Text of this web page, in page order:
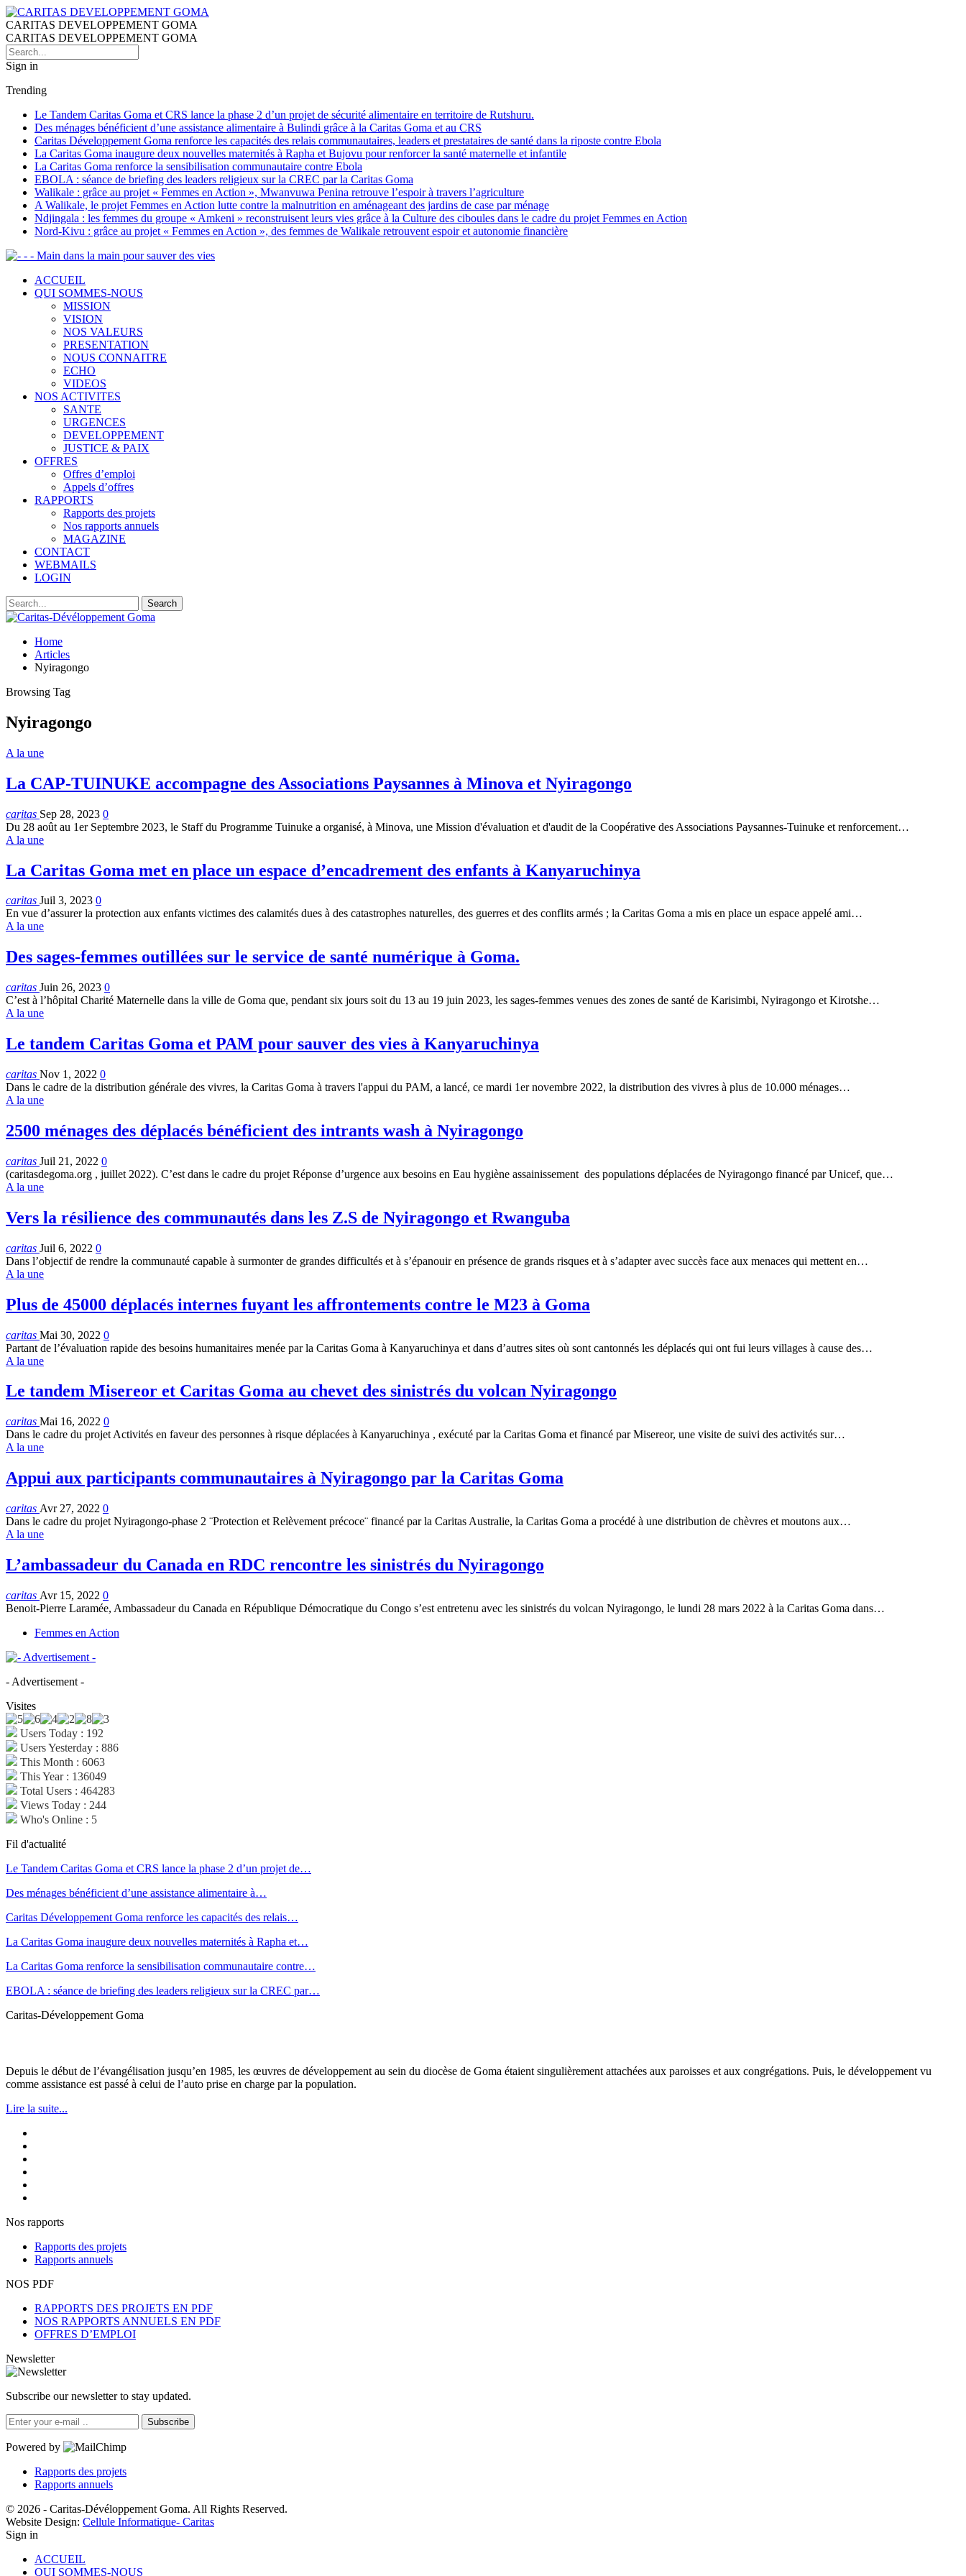
CARITAS DEVELOPPEMENT GOMA
CARITAS DEVELOPPEMENT GOMA
Sign in
Trending
Le Tandem Caritas Goma et CRS lance la phase 2 d’un projet de sécurité alimentaire en territoire de Rutshuru.
Des ménages bénéficient d’une assistance alimentaire à Bulindi grâce à la Caritas Goma et au CRS
Caritas Développement Goma renforce les capacités des relais communautaires, leaders et prestataires de santé dans la riposte contre Ebola
La Caritas Goma inaugure deux nouvelles maternités à Rapha et Bujovu pour renforcer la santé maternelle et infantile
La Caritas Goma renforce la sensibilisation communautaire contre Ebola
EBOLA : séance de briefing des leaders religieux sur la CREC par la Caritas Goma
Walikale : grâce au projet « Femmes en Action », Mwanvuwa Penina retrouve l’espoir à travers l’agriculture
A Walikale, le projet Femmes en Action lutte contre la malnutrition en aménageant des jardins de case par ménage
Ndjingala : les femmes du groupe « Amkeni » reconstruisent leurs vies grâce à la Culture des ciboules dans le cadre du projet Femmes en Action
Nord-Kivu : grâce au projet « Femmes en Action », des femmes de Walikale retrouvent espoir et autonomie financière
- - Main dans la main pour sauver des vies
ACCUEIL
QUI SOMMES-NOUS
MISSION
VISION
NOS VALEURS
PRESENTATION
NOUS CONNAITRE
ECHO
VIDEOS
NOS ACTIVITES
SANTE
URGENCES
DEVELOPPEMENT
JUSTICE & PAIX
OFFRES
Offres d’emploi
Appels d’offres
RAPPORTS
Rapports des projets
Nos rapports annuels
MAGAZINE
CONTACT
WEBMAILS
LOGIN
Home
Articles
Nyiragongo
Browsing Tag
Nyiragongo
A la une
La CAP-TUINUKE accompagne des Associations Paysannes à Minova et Nyiragongo
caritas Sep 28, 2023 0
Du 28 août au 1er Septembre 2023, le Staff du Programme Tuinuke a organisé, à Minova, une Mission d'évaluation et d'audit de la Coopérative des Associations Paysannes-Tuinuke et renforcement…
A la une
La Caritas Goma met en place un espace d’encadrement des enfants à Kanyaruchinya
caritas Juil 3, 2023 0
En vue d’assurer la protection aux enfants victimes des calamités dues à des catastrophes naturelles, des guerres et des conflits armés ; la Caritas Goma a mis en place un espace appelé ami…
A la une
Des sages-femmes outillées sur le service de santé numérique à Goma.
caritas Juin 26, 2023 0
C’est à l’hôpital Charité Maternelle dans la ville de Goma que, pendant six jours soit du 13 au 19 juin 2023, les sages-femmes venues des zones de santé de Karisimbi, Nyiragongo et Kirotshe…
A la une
Le tandem Caritas Goma et PAM pour sauver des vies à Kanyaruchinya
caritas Nov 1, 2022 0
Dans le cadre de la distribution générale des vivres, la Caritas Goma à travers l'appui du PAM, a lancé, ce mardi 1er novembre 2022, la distribution des vivres à plus de 10.000 ménages…
A la une
2500 ménages des déplacés bénéficient des intrants wash à Nyiragongo
caritas Juil 21, 2022 0
(caritasdegoma.org , juillet 2022). C’est dans le cadre du projet Réponse d’urgence aux besoins en Eau hygiène assainissement des populations déplacées de Nyiragongo financé par Unicef, que…
A la une
Vers la résilience des communautés dans les Z.S de Nyiragongo et Rwanguba
caritas Juil 6, 2022 0
Dans l’objectif de rendre la communauté capable à surmonter de grandes difficultés et à s’épanouir en présence de grands risques et à s’adapter avec succès face aux menaces qui mettent en…
A la une
Plus de 45000 déplacés internes fuyant les affrontements contre le M23 à Goma
caritas Mai 30, 2022 0
Partant de l’évaluation rapide des besoins humanitaires menée par la Caritas Goma à Kanyaruchinya et dans d’autres sites où sont cantonnés les déplacés qui ont fui leurs villages à cause des…
A la une
Le tandem Misereor et Caritas Goma au chevet des sinistrés du volcan Nyiragongo
caritas Mai 16, 2022 0
Dans le cadre du projet Activités en faveur des personnes à risque déplacées à Kanyaruchinya , exécuté par la Caritas Goma et financé par Misereor, une visite de suivi des activités sur…
A la une
Appui aux participants communautaires à Nyiragongo par la Caritas Goma
caritas Avr 27, 2022 0
Dans le cadre du projet Nyiragongo-phase 2 ¨Protection et Relèvement précoce¨ financé par la Caritas Australie, la Caritas Goma a procédé à une distribution de chèvres et moutons aux…
A la une
L’ambassadeur du Canada en RDC rencontre les sinistrés du Nyiragongo
caritas Avr 15, 2022 0
Benoit-Pierre Laramée, Ambassadeur du Canada en République Démocratique du Congo s’est entretenu avec les sinistrés du volcan Nyiragongo, le lundi 28 mars 2022 à la Caritas Goma dans…
Femmes en Action
- Advertisement -
Visites
Users Today : 192
Users Yesterday : 886
This Month : 6063
This Year : 136049
Total Users : 464283
Views Today : 244
Who's Online : 5
Fil d'actualité
Le Tandem Caritas Goma et CRS lance la phase 2 d’un projet de…
Des ménages bénéficient d’une assistance alimentaire à…
Caritas Développement Goma renforce les capacités des relais…
La Caritas Goma inaugure deux nouvelles maternités à Rapha et…
La Caritas Goma renforce la sensibilisation communautaire contre…
EBOLA : séance de briefing des leaders religieux sur la CREC par…
Caritas-Développement Goma
Depuis le début de l’évangélisation jusqu’en 1985, les œuvres de développement au sein du diocèse de Goma étaient singulièrement attachées aux paroisses et aux congrégations. Puis, le développement vu
comme assistance est passé à celui de l’auto prise en charge par la population.
Lire la suite...
Nos rapports
Rapports des projets
Rapports annuels
NOS PDF
RAPPORTS DES PROJETS EN PDF
NOS RAPPORTS ANNUELS EN PDF
OFFRES D’EMPLOI
Newsletter
Subscribe our newsletter to stay updated.
Subscribe
Powered by
Rapports des projets
Rapports annuels
© 2026 - Caritas-Dévéloppement Goma. All Rights Reserved.
Website Design: Cellule Informatique- Caritas
Sign in
ACCUEIL
QUI SOMMES-NOUS